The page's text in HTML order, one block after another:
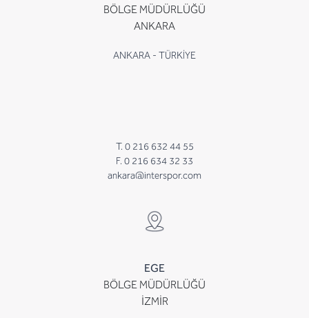
BÖLGE MÜDÜRLÜĞÜ
ANKARA
ANKARA - TÜRKİYE
T. 0 216 632 44 55
F. 0 216 634 32 33
ankara@interspor.com
EGE
BÖLGE MÜDÜRLÜĞÜ
İZMİR